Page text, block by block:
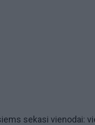
sekasi vienodai: